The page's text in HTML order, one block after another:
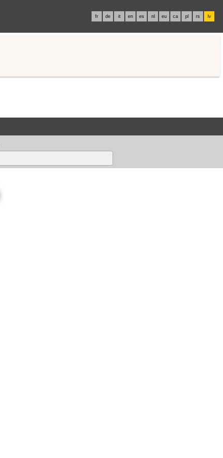
fr de it en es nl eu ca pl rs lv